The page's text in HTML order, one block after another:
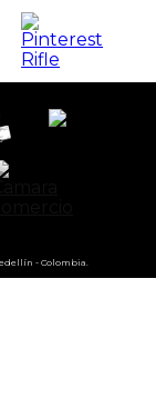
- Colombia.